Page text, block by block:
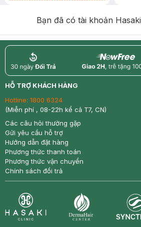
Bạn đã có tài khoản
return nowfree
HỖ TRỢ KHÁCH HÀNG
Hotline: 1800 6324
(Miễn phí , 08-22h kể cả T7, CN)
Các câu hỏi thường gặp
Gửi yêu cầu hỗ trợ
Hướng dẫn đặt hàng
Phương thức thanh toán
Phương thức vận chuyển
Chính sách đổi trả